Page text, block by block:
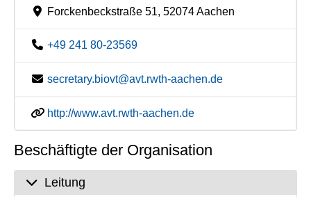
Forckenbeckstraße 51, 52074 Aachen
+49 241 80-23569
secretary.biovt@avt.rwth-aachen.de
http://www.avt.rwth-aachen.de
Beschäftigte der Organisation
Leitung